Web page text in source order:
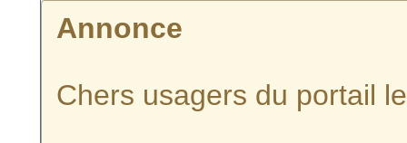
Annonce
Chers usagers du portail